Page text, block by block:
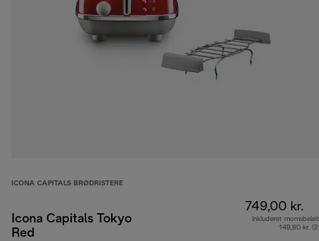
ICONA CAPITALS BRØDRISTERE
Icona Capitals Tokyo
Red
749,00 kr.
Inkluderet
149,80 kr.